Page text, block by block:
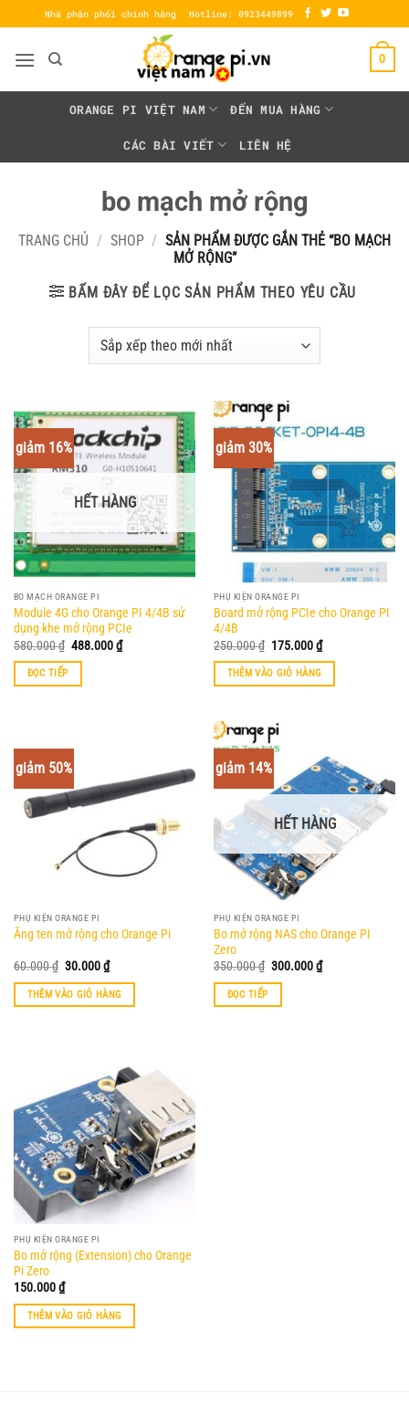
qua
nội
Nhà phân phối chính hãng Hotline: 0923449899
0
ORANGE PI VIỆT NAM ĐẾN MUA HÀNG
CÁC BÀI VIẾT LIÊN HỆ
bo mạch mở rộng
TRANG CHỦ / SHOP / SẢN PHẨM ĐƯỢC GẮN THẺ “BO MẠCH
MỞ RỘNG”
BẤM ĐÂY ĐỂ LỌC SẢN PHẨM THEO YÊU CẦU
giảm 16%
HẾT HÀNG
BO MẠCH ORANGE PI
Module 4G cho Orange PI 4/4B sử
dụng khe mở rộng PCIe
580.000₫ Giá
là:
488.000₫Giá
hiện
ĐỌC TIẾP
giảm 30%
PHỤ KIỆN ORANGE PI
Board mở rộng PCIe cho Orange PI
4/4B
250.000₫ Giá
là:
250.000 ₫.
175.000₫Giá
hiện
tại
là:
175.000 ₫.
THÊM VÀO GIỎ HÀNG
giảm 50%
PHỤ KIỆN ORANGE PI
Ăng ten mở rộng cho Orange Pi
60.000₫ Giá
là:
60.000 ₫.
30.000₫Giá
hiện
tại
là:
THÊM VÀO GIỎ HÀNG
giảm 14%
HẾT HÀNG
PHỤ KIỆN ORANGE PI
Bo mở rộng NAS cho Orange PI
Zero
350.000₫ Giá
là:
300.000₫Giá
hiện
ĐỌC TIẾP
PHỤ KIỆN ORANGE PI
Bo mở rộng (Extension) cho Orange
Pi Zero
150.000₫
THÊM VÀO GIỎ HÀNG